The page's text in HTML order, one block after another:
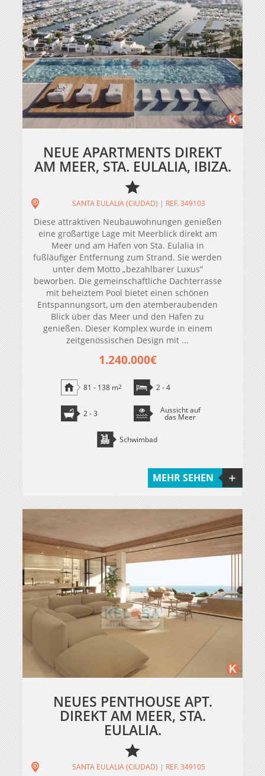
NEUE APARTMENTS DIREKT
AM MEER, STA. EULALIA, IBIZA.
SANTA EULALIA (CIUDAD) | REF. 349103
Diese attraktiven Neubauwohnungen genießen
eine großartige Lage mit Meerblick direkt am
Meer und am Hafen von Sta. Eulalia in
fußläufiger Entfernung zum Strand. Sie werden
unter dem Motto „bezahlbarer Luxus“
beworben. Die gemeinschaftliche Dachterrasse
mit beheiztem Pool bietet einen schönen
Entspannungsort, um den atemberaubenden
Blick über das Meer und den Hafen zu
genießen. Dieser Komplex wurde in einem
zeitgenössischen Design mit ...
1.240.000€
81 - 138 m2 2 - 4
2 - 3 Aussicht auf
das Meer
Schwimbad
MEHR SEHEN
NEUES PENTHOUSE APT.
DIREKT AM MEER, STA.
EULALIA.
SANTA EULALIA (CIUDAD) | REF. 349105